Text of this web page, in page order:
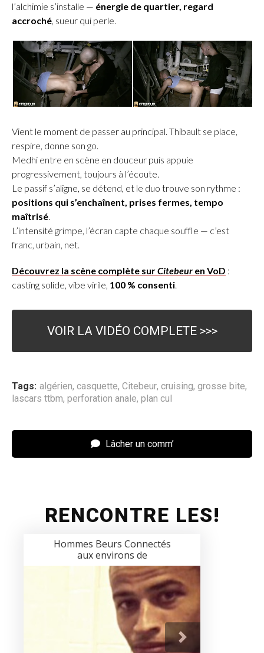
l’alchimie s’installe — énergie de quartier, regard
accroché, sueur qui perle.
Vient le moment de passer au principal. Thibault se place,
respire, donne son go.
Medhi entre en scène en douceur puis appuie
progressivement, toujours à l’écoute.
Le passif s’aligne, se détend, et le duo trouve son rythme :
positions qui s’enchaînent, prises fermes, tempo
maîtrisé.
L’intensité grimpe, l’écran capte chaque souffle — c’est
franc, urbain, net.
Découvrez la scène complète surCitebeur en VoD :
casting solide, vibe virile, 100 % consenti.
VOIR LA VIDÉO COMPLETE >>>
Tags: algérien, casquette, Citebeur, cruising, grosse bite,
lascars ttbm, perforation anale, plan cul
Lâcher un comm’
RENCONTRE LES!